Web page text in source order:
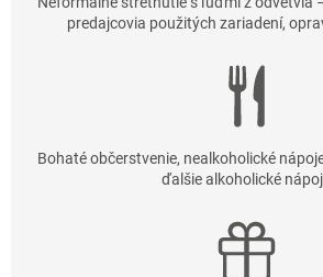
predajcovia použitých zariadení,
Bohaté občerstvenie, nealkoholické
ďalšie alkoholické